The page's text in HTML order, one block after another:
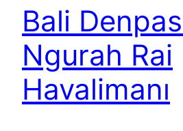
Bali
Ngurah Rai
Havalimanı